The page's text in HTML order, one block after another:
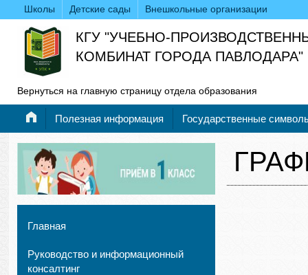
Школы Детские сады Внешкольные организации
КГУ "УЧЕБНО-
КОМБИНАТ ГОРОДА ПАВЛОДАРА"
Вернуться на главную страницу отдела образования
Полезная информация Государственные
Главная
Руководство и информационный
консалтинг